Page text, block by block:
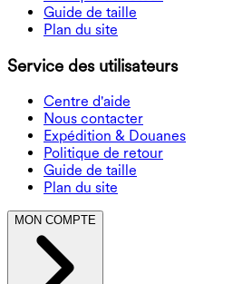
Guide de taille
Plan du site
Service des utilisateurs
Centre d'aide
Nous contacter
Expédition & Douanes
Politique de retour
Guide de taille
Plan du site
MON COMPTE